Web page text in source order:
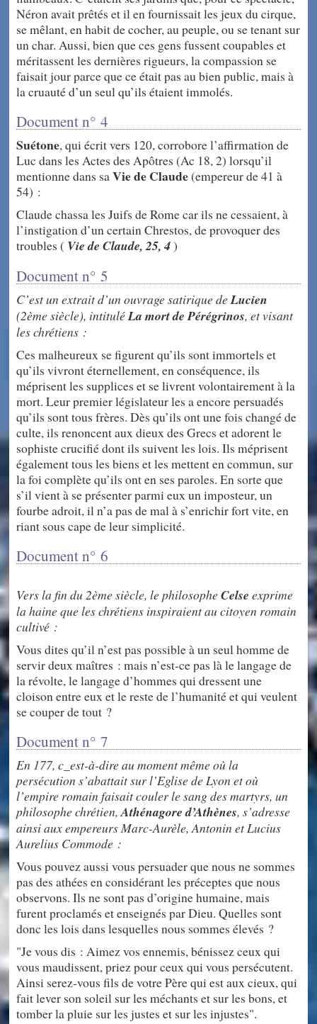
Néron avait prêtés et il en fournissait les jeux du cirque,
se mêlant, en habit de cocher, au peuple, ou se tenant sur
un char. Aussi, bien que ces gens fussent coupables et
méritassent les dernières rigueurs, la compassion se
faisait jour parce que ce était pas au bien public, mais à
la cruauté d’un seul qu’ils étaient immolés.
Document n° 4
Suétone, qui écrit vers 120, corrobore l’affirmation de
Luc dans les Actes des Apôtres (Ac 18, 2) lorsqu’il
mentionne dans saVie de Claude(empereur de 41 à
54) :
Claude chassa les Juifs de Rome car ils ne cessaient, à
l’instigation d’un certain Chrestos, de provoquer des
troubles ( Vie de Claude, 25, 4)
Document n° 5
C’est un extrait d’un ouvrage satirique deLucien
(2ème siècle), intituléLa mort de Pérégrinos, et visant
les chrétiens :
Ces malheureux se figurent qu’ils sont immortels et
qu’ils vivront éternellement, en conséquence, ils
méprisent les supplices et se livrent volontairement à la
mort. Leur premier législateur les a encore persuadés
qu’ils sont tous frères. Dès qu’ils ont une fois changé de
culte, ils renoncent aux dieux des Grecs et adorent le
sophiste crucifié dont ils suivent les lois. Ils méprisent
également tous les biens et les mettent en commun, sur
la foi complète qu’ils ont en ses paroles. En sorte que
s’il vient à se présenter parmi eux un imposteur, un
fourbe adroit, il n’a pas de mal à s’enrichir fort vite, en
riant sous cape de leur simplicité.
Document n° 6
Vers la fin du 2ème siècle, le philosopheCelse exprime
la haine que les chrétiens inspiraient au citoyen romain
cultivé :
Vous dites qu’il n’est pas possible à un seul homme de
servir deux maîtres : mais n’est-ce pas là le langage de
la révolte, le langage d’hommes qui dressent une
cloison entre eux et le reste de l’humanité et qui veulent
se couper de tout ?
Document n° 7
En 177, c_est-à-dire au moment même où la
persécution s’abattait sur l’Eglise de Lyon et où
l’empire romain faisait couler le sang des martyrs, un
philosophe chrétien,Athénagore d’Athènes, s’adresse
ainsi aux empereurs Marc-Aurèle, Antonin et Lucius
Aurelius Commode :
Vous pouvez aussi vous persuader que nous ne sommes
pas des athées en considérant les préceptes que nous
observons. Ils ne sont pas d’origine humaine, mais
furent proclamés et enseignés par Dieu. Quelles sont
donc les lois dans lesquelles nous sommes élevés ?
"Je vous dis : Aimez vos ennemis, bénissez ceux qui
vous maudissent, priez pour ceux qui vous persécutent.
Ainsi serez-vous fils de votre Père qui est aux cieux, qui
fait lever son soleil sur les méchants et sur les bons, et
tomber la pluie sur les justes et sur les injustes".